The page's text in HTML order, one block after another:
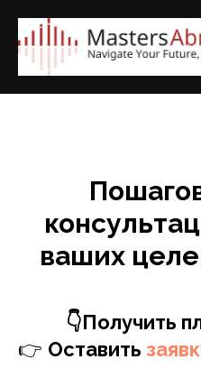
ваших
👇Получить
👉 Оставить